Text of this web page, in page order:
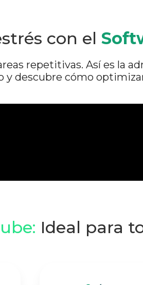
con el
repetitivas. Así es la
y descubre cómo
Ideal para